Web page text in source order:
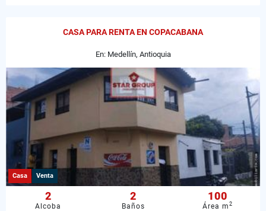
CASA PARA RENTA EN COPACABANA
En: Medellín, Antioquia
Casa Venta
2
Alcoba
2
Baños
100
Área m2